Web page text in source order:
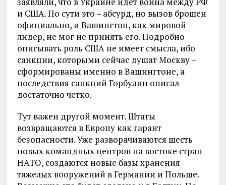
и США. По сути это – абсурд, но вызов брошен
официально, и Вашингтон, как мировой
лидер, не мог не принять его. Подробно
описывать роль США не имеет смысла, ибо
санкции, которыми сейчас душат Москву –
сформированы именно в Вашингтоне, а
последствия санкций Горбулин описал
достаточно четко.
Тут важен другой момент. Штаты
возвращаются в Европу как гарант
безопасности. Уже разворачиваются шесть
новых командных центров на востоке стран
НАТО, создаются новые базы хранения
тяжелых вооружений в Германии и Польше.